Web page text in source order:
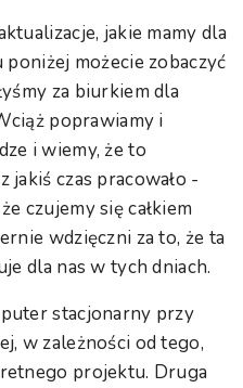
jakie mamy dla
możecie zobaczyć
za biurkiem dla
poprawiamy i
i wiemy, że to
jakiś czas pracowało -
czujemy się całkiem
wdzięczni za to, że ta
dla nas w tych dniach.
stacjonarny przy
w zależności od tego,
projektu. Druga